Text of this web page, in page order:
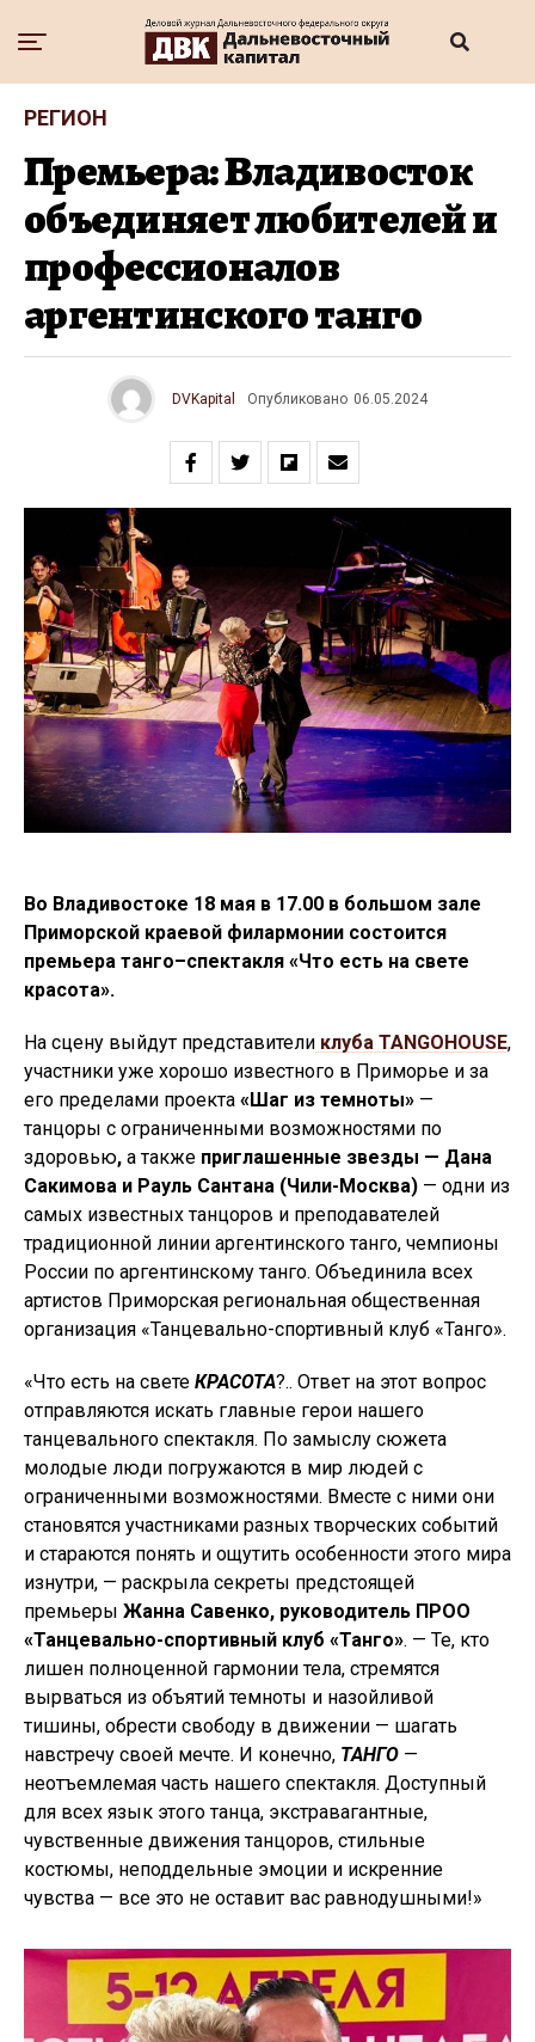
РЕГИОН
Премьера: Владивосток
объединяет любителей и
профессионалов
аргентинского танго
DVKapital Опубликовано 06.05.2024
Во Владивостоке 18 мая в 17.00 в большом зале
Приморской краевой филармонии состоится
премьера танго–спектакля «Что есть на свете
красота».
На сцену выйдут представители клуба TANGOHOUSE,
участники уже хорошо известного в Приморье и за
его пределами проекта «Шаг из темноты» —
танцоры с ограниченными возможностями по
здоровью, а также приглашенные звезды — Дана
Сакимова и Рауль Сантана (Чили-Москва) — одни из
самых известных танцоров и преподавателей
традиционной линии аргентинского танго, чемпионы
России по аргентинскому танго. Объединила всех
артистов Приморская региональная общественная
организация «Танцевально-спортивный клуб «Танго».
«Что есть на свете КРАСОТА?.. Ответ на этот вопрос
отправляются искать главные герои нашего
танцевального спектакля. По замыслу сюжета
молодые люди погружаются в мир людей с
ограниченными возможностями. Вместе с ними они
становятся участниками разных творческих событий
и стараются понять и ощутить особенности этого мира
изнутри, — раскрыла секреты предстоящей
премьеры Жанна Савенко, руководитель ПРОО
«Танцевально-спортивный клуб «Танго». — Те, кто
лишен полноценной гармонии тела, стремятся
вырваться из объятий темноты и назойливой
тишины, обрести свободу в движении — шагать
навстречу своей мечте. И конечно, ТАНГО —
неотъемлемая часть нашего спектакля. Доступный
для всех язык этого танца, экстравагантные,
чувственные движения танцоров, стильные
костюмы, неподдельные эмоции и искренние
чувства — все это не оставит вас равнодушными!»